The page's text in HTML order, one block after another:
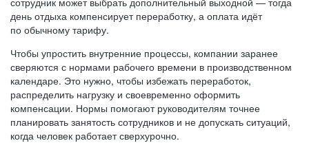
день отдыха компенсирует переработку, а оплата идёт
по обычному тарифу.
Чтобы упростить внутренние процессы, компании заранее
сверяются с нормами рабочего времени в производственном
календаре. Это нужно, чтобы избежать переработок,
распределить нагрузку и своевременно оформить
компенсации. Нормы помогают руководителям точнее
планировать занятость сотрудников и не допускать ситуаций,
когда человек работает сверхурочно.